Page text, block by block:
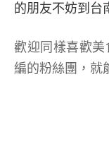
的朋友不妨到台
歡迎同樣喜歡
編的粉絲團，就